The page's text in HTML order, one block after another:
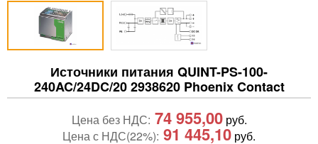
Источники питания QUINT-PS-100-
240AC/24DC/20 2938620 Phoenix Contact
Цена без НДС: 74 955,00руб.
Цена с НДС(22%): 91 445,10 руб.